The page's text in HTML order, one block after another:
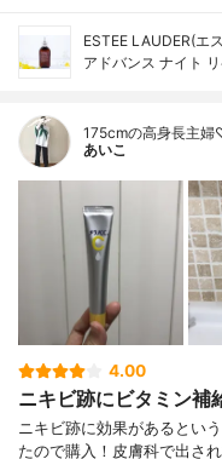
ESTEE LAUDER(エ
アドバンス ナイト
175cmの高身長主
あいこ
4.00
ニキビ跡にビタミン補
ニキビ跡に効果があるとい
たので購入！皮膚科で出さ